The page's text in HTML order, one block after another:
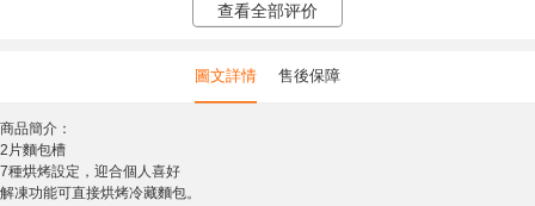
查看全部评价
圖文詳情 售後保障
商品簡介：
2片麵包槽
7種烘烤設定，迎合個人喜好
解凍功能可直接烘烤冷藏麵包。